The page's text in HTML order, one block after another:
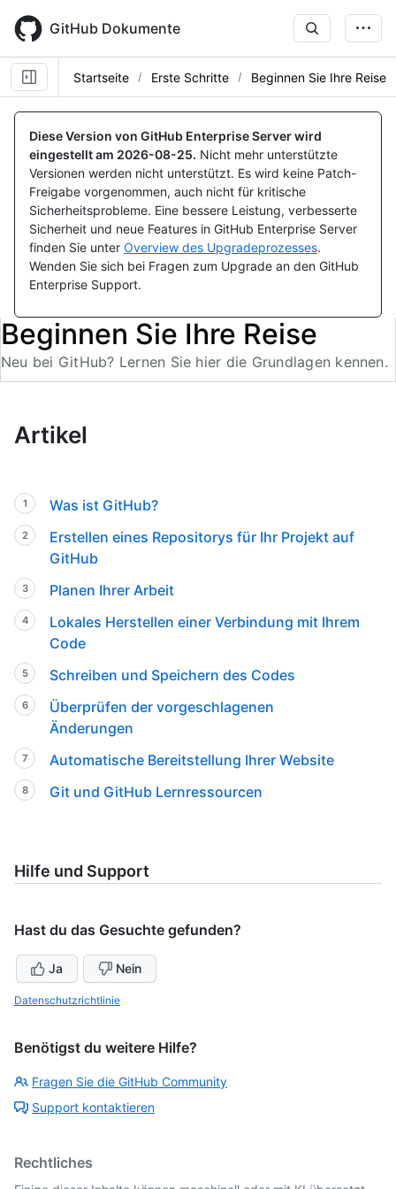
main
content
GitHub Dokumente
Startseite Erste Schritte Beginnen Sie Ihre Reise
Diese Version von GitHub Enterprise Server wird
eingestellt am 2026-08-25. Nicht mehr unterstützte
Versionen werden nicht unterstützt. Es wird keine Patch-
Freigabe vorgenommen, auch nicht für kritische
Sicherheitsprobleme. Eine bessere Leistung, verbesserte
Sicherheit und neue Features in GitHub Enterprise Server
finden Sie unter Overview des Upgradeprozesses.
Wenden Sie sich bei Fragen zum Upgrade an den GitHub
Enterprise Support.
Beginnen Sie Ihre Reise
Neu bei GitHub? Lernen Sie hier die Grundlagen kennen.
Artikel
Was ist GitHub?
Erstellen eines Repositorys für Ihr Projekt auf
GitHub
Planen Ihrer Arbeit
Lokales Herstellen einer Verbindung mit Ihrem
Code
Schreiben und Speichern des Codes
Überprüfen der vorgeschlagenen
Änderungen
Automatische Bereitstellung Ihrer Website
Git und GitHub Lernressourcen
Hilfe und Support
Hast du das Gesuchte gefunden?
Ja Nein
Datenschutzrichtlinie
Benötigst du weitere Hilfe?
Fragen Sie die GitHub Community
Support kontaktieren
Rechtliches